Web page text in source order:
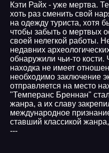
Кэти Райх - уже мертва.
хоть раз сменить свой
на одежду туриста, хотя
чтобы забыть о мертвых
своей нелегкой работы.
недавних
обнаружили чьи-то кости.
находка не имеет
необходимо заключение
отправляется на место
"Темперанс Бреннан"
жанра, а их славу
международное
ставший классикой
---